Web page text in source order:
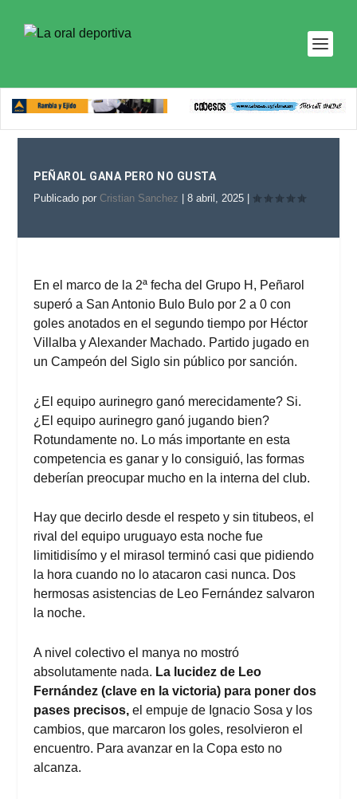
PEÑAROL GANA PERO NO GUSTA
Publicado por Cristian Sanchez |8 abril, 2025
En el marco de la 2ª fecha del Grupo H, Peñarol
superó a San Antonio Bulo Bulo por 2 a 0 con
goles anotados en el segundo tiempo por Héctor
Villalba y Alexander Machado. Partido jugado en
un Campeón del Siglo sin público por sanción.
¿El equipo aurinegro ganó merecidamente? Si.
¿El equipo aurinegro ganó jugando bien?
Rotundamente no. Lo más importante en esta
competencia es ganar y lo consiguió, las formas
deberían preocupar mucho en la interna del club.
Hay que decirlo desde el respeto y sin titubeos, el
rival del equipo uruguayo esta noche fue
limitidisímo y el mirasol terminó casi que pidiendo
la hora cuando no lo atacaron casi nunca. Dos
hermosas asistencias de Leo Fernández salvaron
la noche.
A nivel colectivo el manya no mostró
absolutamente nada. La lucidez de Leo
Fernández (clave en la victoria) para poner dos
pases precisos, el empuje de Ignacio Sosa y los
cambios, que marcaron los goles, resolvieron el
encuentro. Para avanzar en la Copa esto no
alcanza.